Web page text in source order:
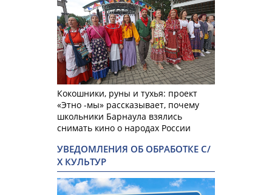
Кокошники, руны и тухья: проект
«Этно -мы» рассказывает, почему
школьники Барнаула взялись
снимать кино о народах России
УВЕДОМЛЕНИЯ ОБ ОБРАБОТКЕ С/
Х КУЛЬТУР